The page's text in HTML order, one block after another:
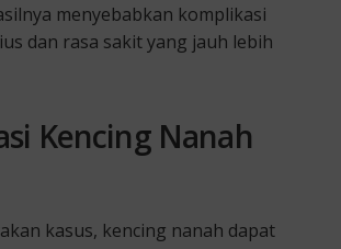
menyebabkan komplikasi
dan rasa sakit yang jauh lebih
Kencing Nanah
kasus, kencing nanah dapat